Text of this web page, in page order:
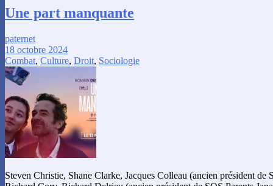
Une part manquante
paternet
18 octobre 2024
Combat, Culture, Droit, Sociologie
Steven Christie, Shane Clarke, Jacques Colleau (ancien président